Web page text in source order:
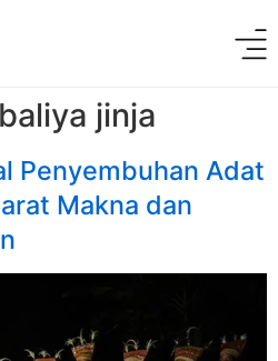
baliya jinja
Penyembuhan Adat
Makna dan